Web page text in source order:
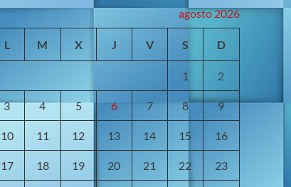
agosto 2026
L M X J V S D
1 2
3 4 5 6 7 8 9
10 11 12 13 14 15 16
17 18 19 20 21 22 23